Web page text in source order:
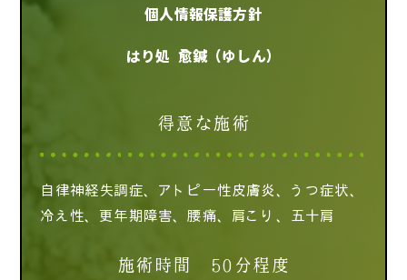
個人情報保護方針
はり処 愈鍼（ゆしん）
得意な施術
自律神経失調症、アトピー性皮膚炎、うつ症状、
冷え性、更年期障害、腰痛、肩こり、五十肩
施術時間 50分程度